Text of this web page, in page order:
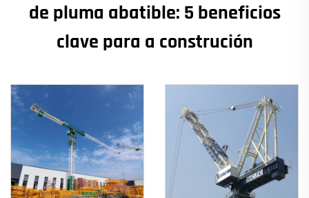
de pluma abatible: 5 beneficios
clave para a construción